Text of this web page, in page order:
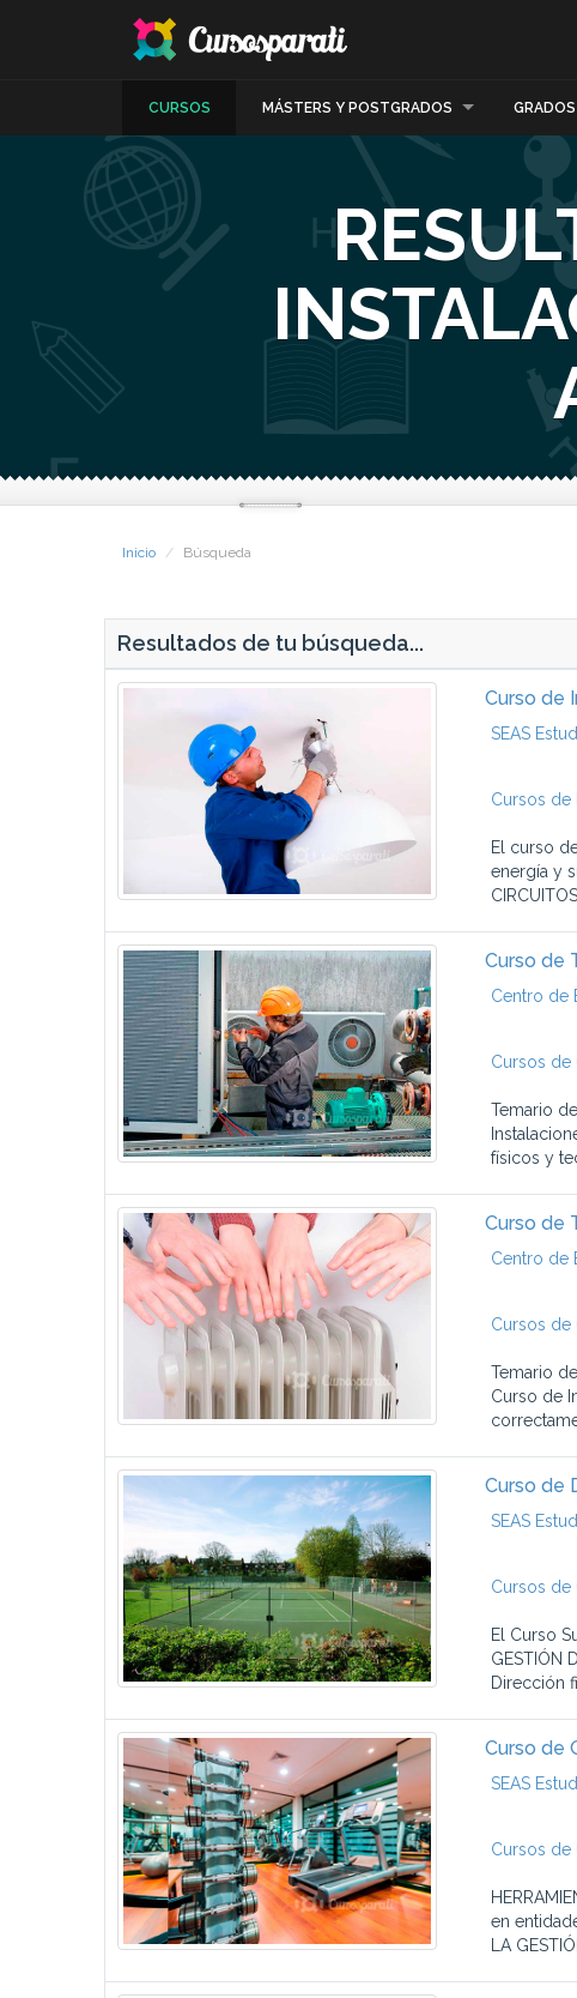
CURSOS MÁSTERS Y POSTGRADOS GRADOS
Inicio Búsqueda
Resultados de tu búsqueda...
Curso de
SEAS
Cursos de
El curso
energía y
Curso de
Centro de
Cursos de
Temario
físicos y
Curso de
Centro de
Cursos de
Temario
Curso de
Curso de
SEAS
Cursos de
El Curso
GESTIÓN
Dirección
Curso de
SEAS
Cursos de
en
LA